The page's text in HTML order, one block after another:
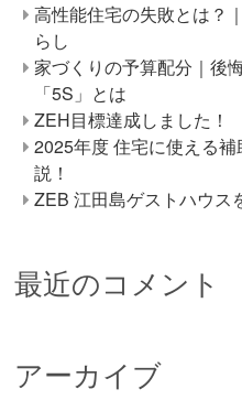
高性能住宅の失敗とは？
らし
家づくりの予算配分｜後
「5S」とは
ZEH目標達成しました！
2025年度 住宅に使える
説！
ZEB 江田島ゲストハウス
最近のコメント
アーカイブ